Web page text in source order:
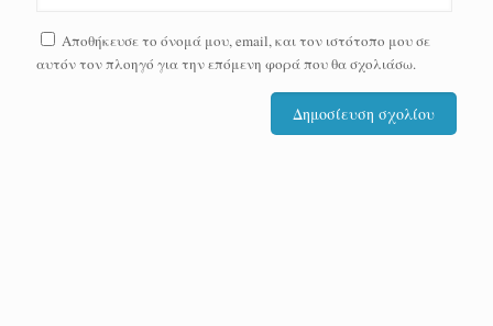
Αποθήκευσε το όνομά μου, email, και τον ιστότοπο μου σε
αυτόν τον πλοηγό για την επόμενη φορά που θα σχολιάσω.